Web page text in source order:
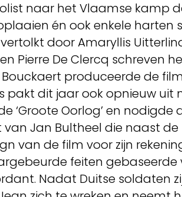
naar het Vlaamse kamp
én ook enkele harten
door Amaryllis
Pierre De Clercq schreven
produceerde de
pakt dit jaar ook opnieuw uit
‘Groote Oorlog’ en
Jan Bultheel die naast de
van de film voor zijn
feiten gebaseerde
Nadat Duitse soldaten